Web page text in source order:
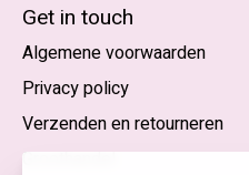
Get in touch
Algemene voorwaarden
Privacy policy
Verzenden en retourneren
Groothandel